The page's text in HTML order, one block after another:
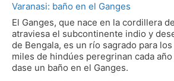
Varanasi: baño en el Ganges
El Ganges, que nace en la cordillera
atraviesa el subcontinente indio y
de Bengala, es un río sagrado para
miles de hindúes peregrinan cada año
dase un baño en el Ganges.